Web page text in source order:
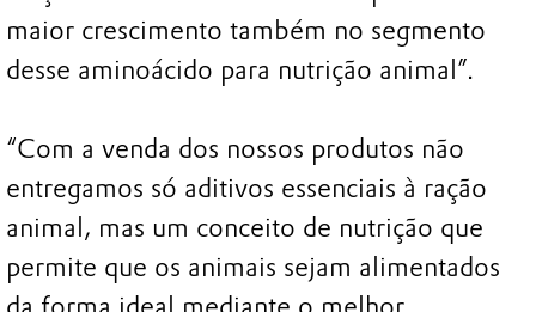
maior crescimento também no segmento
desse aminoácido para nutrição animal”.
“Com a venda dos nossos produtos não
entregamos só aditivos essenciais à ração
animal, mas um conceito de nutrição que
permite que os animais sejam alimentados